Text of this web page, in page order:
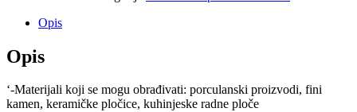
Opis
Opis
‘-Materijali koji se mogu obrađivati: porculanski proizvodi, fini
kamen, keramičke pločice, kuhinjeske radne ploče